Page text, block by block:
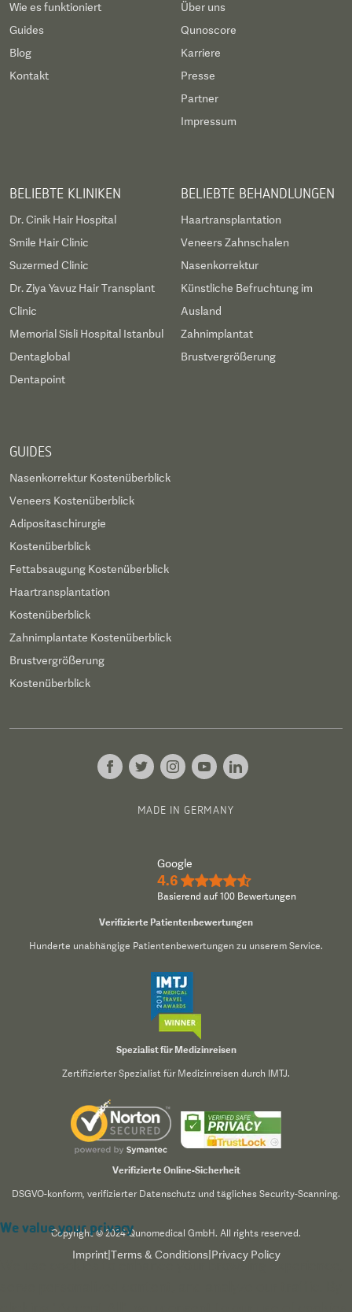
Wie es funktioniert
Guides
Blog
Kontakt
Über uns
Qunoscore
Karriere
Presse
Partner
Impressum
BELIEBTE KLINIKEN
Dr. Cinik Hair Hospital
Smile Hair Clinic
Suzermed Clinic
Dr. Ziya Yavuz Hair Transplant
Clinic
Memorial Sisli Hospital Istanbul
Dentaglobal
Dentapoint
BELIEBTE BEHANDLUNGEN
Haartransplantation
Veneers Zahnschalen
Nasenkorrektur
Künstliche Befruchtung im
Ausland
Zahnimplantat
Brustvergrößerung
GUIDES
Nasenkorrektur Kostenüberblick
Veneers Kostenüberblick
Adipositaschirurgie
Kostenüberblick
Fettabsaugung Kostenüberblick
Haartransplantation
Kostenüberblick
Zahnimplantate Kostenüberblick
Brustvergrößerung
Kostenüberblick
MADE IN GERMANY
Google
4.6 ★★★★½
Basierend auf 100 Bewertungen
Verifizierte Patientenbewertungen
Hunderte unabhängige Patientenbewertungen zu unserem Service.
Spezialist für Medizinreisen
Zertifizierter Spezialist für Medizinreisen durch IMTJ.
Verifizierte Online-Sicherheit
DSGVO-konform, verifizierter Datenschutz und tägliches Security-Scanning.
Copyright © 2024 Qunomedical GmbH. All rights reserved.
Imprint| Terms & Conditions Privacy Policy
We value your privacy
We use cookies to enhance your browsing experience,